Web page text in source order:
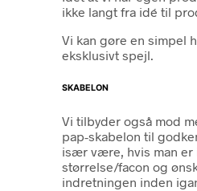
ikke langt fra idé til
Vi kan gøre en simpel
eksklusivt spejl.
SKABELON
Vi tilbyder også mod
pap-skabelon til
især være, hvis man er
størrelse/facon og
indretningen inden